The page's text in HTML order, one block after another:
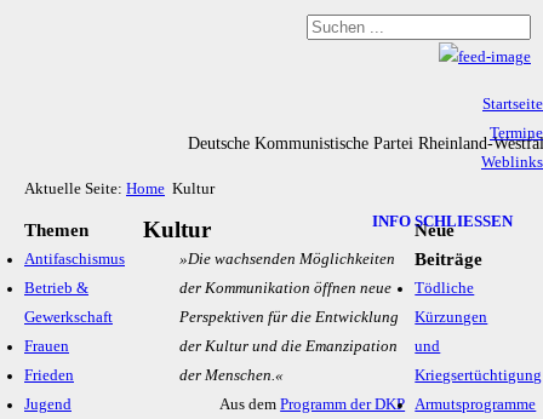
Deutsche Kommunistische Partei Rheinland-
Startseite
Termine
Weblinks
Impressum & Datenschutz
Aktuelle Seite: Home Kultur
Themen
Antifaschismus
Betrieb &
Gewerkschaft
Frauen
Frieden
Jugend
Kultur
»Die wachsenden Möglichkeiten
der Kommunikation öffnen neue
Perspektiven für die Entwicklung
der Kultur und die Emanzipation
der Menschen.«
Aus demProgramm der DKP
INFO SCHLIESSEN
Neue
Beiträge
Tödliche
Kürzungen
und
Kriegsertüchtigung
Armutsprogramme